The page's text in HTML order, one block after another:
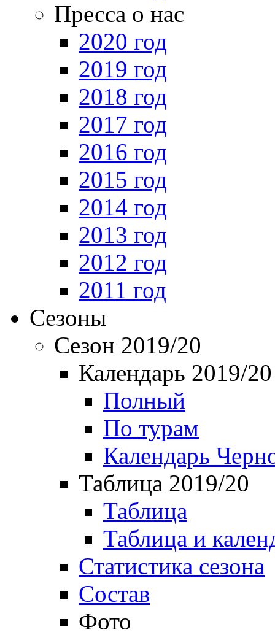
Пресса о нас
2020 год
2019 год
2018 год
2017 год
2016 год
2015 год
2014 год
2013 год
2012 год
2011 год
Сезоны
Сезон 2019/20
Календарь 2019/20
Полный
По турам
Календарь
Таблица 2019/20
Таблица
Таблица и
Статистика сезона
Состав
Фото